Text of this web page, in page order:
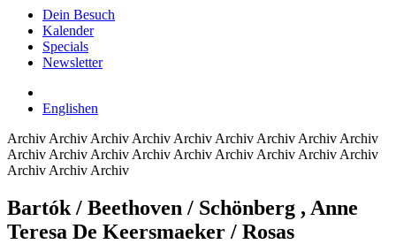
Dein Besuch
Kalender
Specials
Newsletter
Englishen
Archiv Archiv Archiv Archiv Archiv Archiv Archiv Archiv Archiv
Archiv Archiv Archiv Archiv Archiv Archiv Archiv Archiv Archiv
Archiv Archiv Archiv
Bartók / Beethoven / Schönberg , Anne
Teresa De Keersmaeker / Rosas